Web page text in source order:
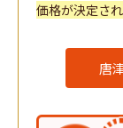
価格が決定さ
唐